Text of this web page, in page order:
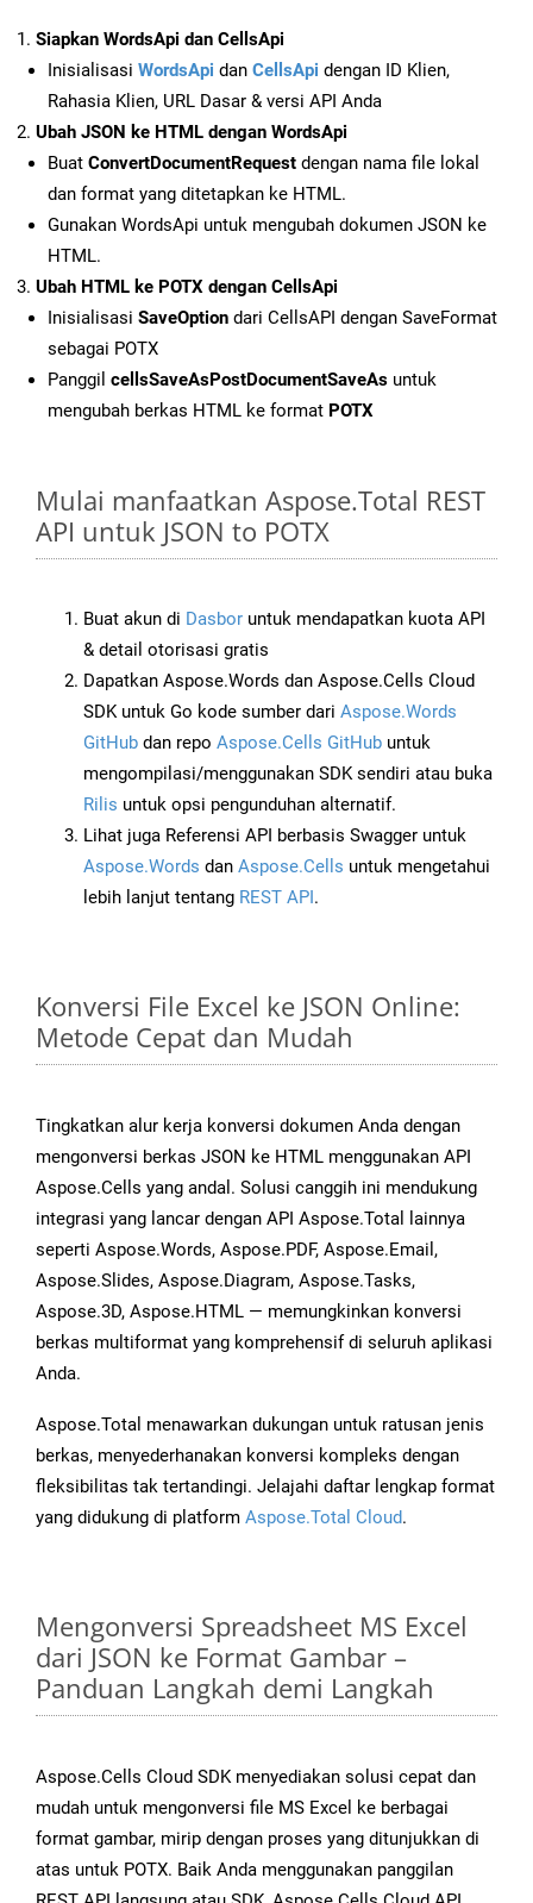
Siapkan WordsApi dan CellsApi
Inisialisasi WordsApi dan CellsApi dengan ID Klien,
Rahasia Klien, URL Dasar & versi API Anda
Ubah JSON ke HTML dengan WordsApi
Buat ConvertDocumentRequest dengan nama file lokal
dan format yang ditetapkan ke HTML.
Gunakan WordsApi untuk mengubah dokumen JSON ke
HTML.
Ubah HTML ke POTX dengan CellsApi
Inisialisasi SaveOption dari CellsAPI dengan SaveFormat
sebagai POTX
Panggil cellsSaveAsPostDocumentSaveAs untuk
mengubah berkas HTML ke format POTX
Mulai manfaatkan Aspose.Total REST
API untuk JSON to POTX
Buat akun di Dasbor untuk mendapatkan kuota API
& detail otorisasi gratis
Dapatkan Aspose.Words dan Aspose.Cells Cloud
SDK untuk Go kode sumber dari Aspose.Words
GitHub dan repo Aspose.Cells GitHub untuk
mengompilasi/menggunakan SDK sendiri atau buka
Rilis untuk opsi pengunduhan alternatif.
Lihat juga Referensi API berbasis Swagger untuk
Aspose.Words dan Aspose.Cells untuk mengetahui
lebih lanjut tentang REST API.
Konversi File Excel ke JSON Online:
Metode Cepat dan Mudah
Tingkatkan alur kerja konversi dokumen Anda dengan
mengonversi berkas JSON ke HTML menggunakan API
Aspose.Cells yang andal. Solusi canggih ini mendukung
integrasi yang lancar dengan API Aspose.Total lainnya
seperti Aspose.Words, Aspose.PDF, Aspose.Email,
Aspose.Slides, Aspose.Diagram, Aspose.Tasks,
Aspose.3D, Aspose.HTML — memungkinkan konversi
berkas multiformat yang komprehensif di seluruh aplikasi
Anda.
Aspose.Total menawarkan dukungan untuk ratusan jenis
berkas, menyederhanakan konversi kompleks dengan
fleksibilitas tak tertandingi. Jelajahi daftar lengkap format
yang didukung di platform Aspose.Total Cloud.
Mengonversi Spreadsheet MS Excel
dari JSON ke Format Gambar –
Panduan Langkah demi Langkah
Aspose.Cells Cloud SDK menyediakan solusi cepat dan
mudah untuk mengonversi file MS Excel ke berbagai
format gambar, mirip dengan proses yang ditunjukkan di
atas untuk POTX. Baik Anda menggunakan panggilan